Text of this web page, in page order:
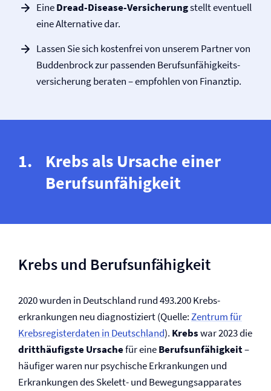
EineDread-Disease-Versicherungstellt eventuell
eine Alternative dar.
Lassen Sie sich kostenfrei von unserem Partner von
Buddenbrock zur passenden Berufs­unfähigkeits­
versicherung beraten – empfohlen von Finanztip.
Krebs als Ursache einer
Berufs­unfähigkeit
Krebs und Berufs­unfähigkeit
2020 wurden in Deutschland rund 493.200 Krebs­
erkrankungen neu diagnostiziert (Quelle:Zentrum für
Krebsregisterdaten in Deutschland). Krebswar 2023 die
dritthäufigste Ursachefür eineBerufs­unfähigkeit–
häufiger waren nur psychische Erkrankungen und
Erkrankungen des Skelett- und Bewegungsapparates